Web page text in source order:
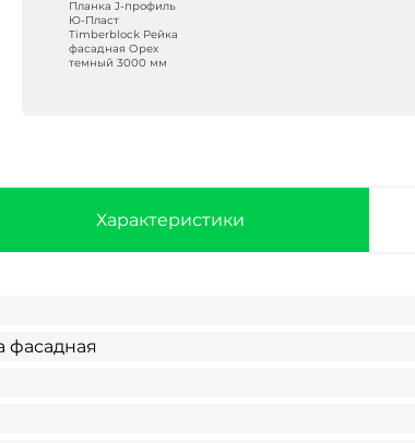
Планка J-профиль
Ю-Пласт
Timberblock Рейка
фасадная Орех
темный 3000 мм
Характеристики
фасадная